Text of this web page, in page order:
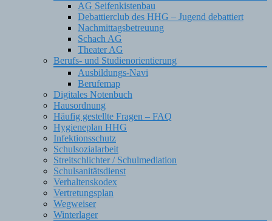
AG Seifenkistenbau
Debattierclub des HHG – Jugend debattiert
Nachmittagsbetreuung
Schach AG
Theater AG
Berufs- und Studienorientierung
Ausbildungs-Navi
Berufemap
Digitales Notenbuch
Hausordnung
Häufig gestellte Fragen – FAQ
Hygieneplan HHG
Infektionsschutz
Schulsozialarbeit
Streitschlichter / Schulmediation
Schulsanitätsdienst
Verhaltenskodex
Vertretungsplan
Wegweiser
Winterlager